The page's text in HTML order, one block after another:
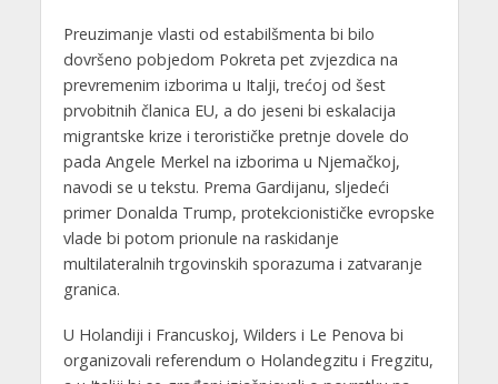
Preuzimanje vlasti od estabilšmenta bi bilo
dovršeno pobjedom Pokreta pet zvjezdica na
prevremenim izborima u Italji, trećoj od šest
prvobitnih članica EU, a do jeseni bi eskalacija
migrantske krize i terorističke pretnje dovele do
pada Angele Merkel na izborima u Njemačkoj,
navodi se u tekstu. Prema Gardijanu, sljedeći
primer Donalda Trump, protekcionističke evropske
vlade bi potom prionule na raskidanje
multilateralnih trgovinskih sporazuma i zatvaranje
granica.
U Holandiji i Francuskoj, Wilders i Le Penova bi
organizovali referendum o Holandegzitu i Fregzitu,